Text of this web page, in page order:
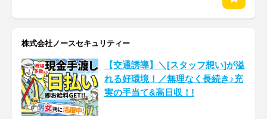
株式会社ノースセキュリティー
【交通誘導】＼[スタッフ想い]が溢
れる好環境！／無理なく長続き♪充
実の手当て&高日収！!